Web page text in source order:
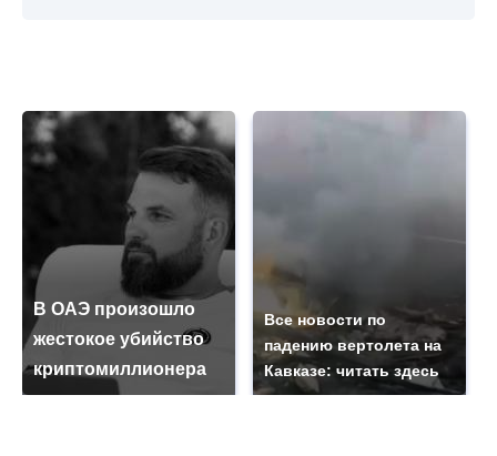
В ОАЭ произошло
жестокое убийство
криптомиллионера
Все новости по
падению вертолета на
Кавказе: читать здесь